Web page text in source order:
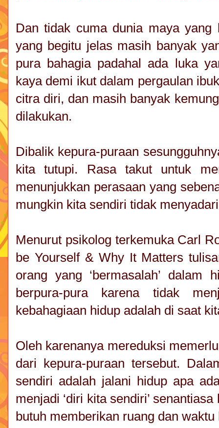
Dan tidak cuma dunia maya yang
yang begitu jelas masih banyak
pura bahagia padahal ada luka
kaya demi ikut dalam pergaulan
citra diri, dan masih banyak
dilakukan.
Dibalik kepura-puraan
kita tutupi. Rasa takut untuk
menunjukkan perasaan yang
mungkin kita sendiri tidak
Menurut psikolog terkemuka Carl
be Yourself & Why It Matters
orang yang ‘bermasalah’ dalam
berpura-pura karena tidak
kebahagiaan hidup adalah di saat
Oleh karenanya mereduksi
dari kepura-puraan tersebut.
sendiri adalah jalani hidup apa
menjadi ‘diri kita sendiri’
butuh memberikan ruang dan